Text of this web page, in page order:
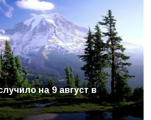
на 9 август в